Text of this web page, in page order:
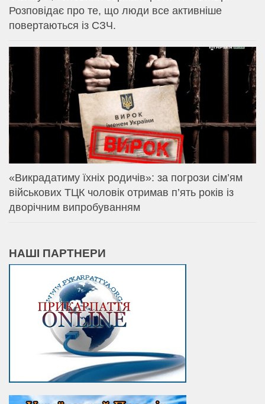
Розповідає про те, що люди все активніше
повертаються із СЗЧ.
«Викрадатиму їхніх родичів»: за погрози сім’ям
військових ТЦК чоловік отримав п’ять років із
дворічним випробуванням
НАШІ ПАРТНЕРИ